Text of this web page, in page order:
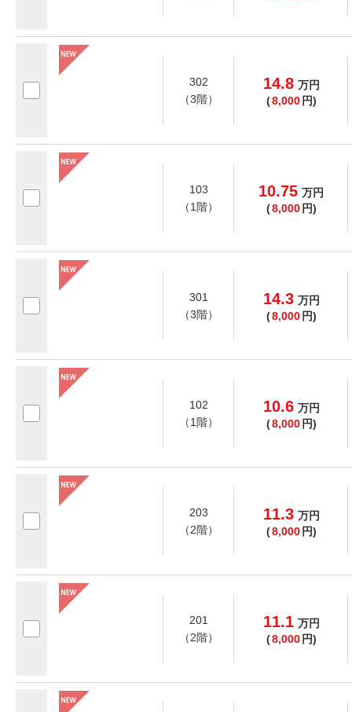
302
（3階）
14.8 万円
(8,000 円)
103
（1階）
10.75 万円
(8,000 円)
301
（3階）
14.3 万円
(8,000 円)
102
（1階）
10.6 万円
(8,000 円)
203
（2階）
11.3 万円
(8,000 円)
201
（2階）
11.1 万円
(8,000 円)